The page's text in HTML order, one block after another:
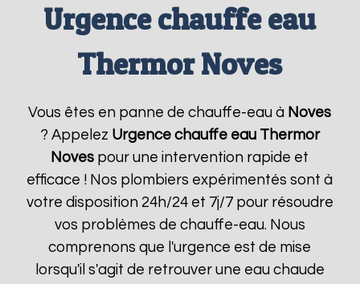
Urgence chauffe eau
Thermor Noves
Vous êtes en panne de chauffe-eau à Noves
? Appelez Urgence chauffe eau Thermor
Noves pour une intervention rapide et
efficace ! Nos plombiers expérimentés sont à
votre disposition 24h/24 et 7j/7 pour résoudre
vos problèmes de chauffe-eau. Nous
comprenons que l'urgence est de mise
lorsqu'il s'agit de retrouver une eau chaude